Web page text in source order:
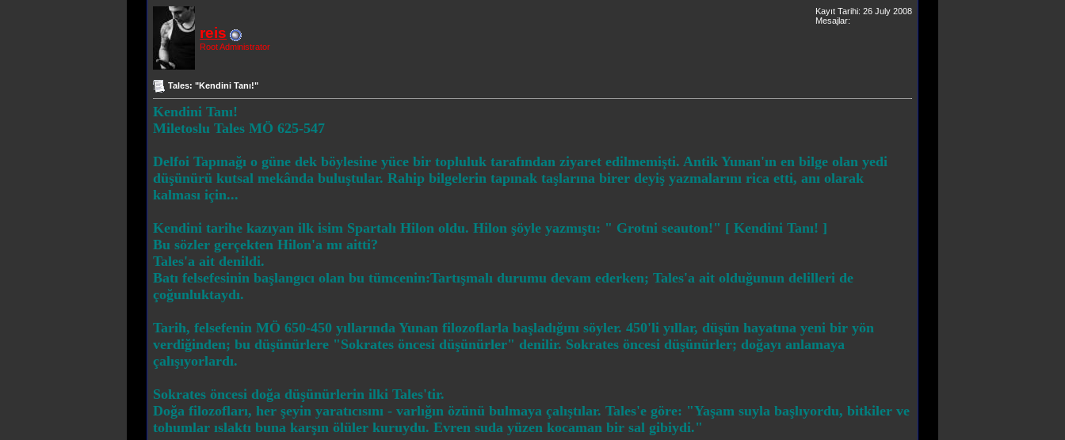
reis
Root Administrator
Kayıt Tarihi: 26 July 2008
Mesajlar:
Tales: "Kendini Tanı!"
Kendini Tanı!
Miletoslu Tales MÖ 625-547
Delfoi Tapınağı o güne dek böylesine yüce bir topluluk tarafından ziyaret edilmemişti. Antik Yunan'ın en bilge olan yedi
düşünürü kutsal mekânda buluştular. Rahip bilgelerin tapınak taşlarına birer deyiş yazmalarını rica etti, anı olarak
kalması için...
Kendini tarihe kazıyan ilk isim Spartalı Hilon oldu. Hilon şöyle yazmıştı: " Grotni seauton!" [ Kendini Tanı! ]
Bu sözler gerçekten Hilon'a mı aitti?
Tales'a ait denildi.
Batı felsefesinin başlangıcı olan bu tümcenin:Tartışmalı durumu devam ederken; Tales'a ait olduğunun delilleri de
çoğunluktaydı.
Tarih, felsefenin MÖ 650-450 yıllarında Yunan filozoflarla başladığını söyler. 450'li yıllar, düşün hayatına yeni bir yön
verdiğinden; bu düşünürlere "Sokrates öncesi düşünürler" denilir. Sokrates öncesi düşünürler; doğayı anlamaya
çalışıyorlardı.
Sokrates öncesi doğa düşünürlerin ilki Tales'tir.
Doğa filozofları, her şeyin yaratıcısını - varlığın özünü bulmaya çalıştılar. Tales'e göre: "Yaşam suyla başlıyordu, bitkiler ve
tohumlar ıslaktı buna karşın ölüler kuruydu. Evren suda yüzen kocaman bir sal gibiydi."